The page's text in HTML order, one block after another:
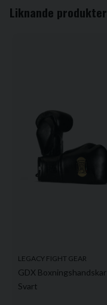
Mejladress
Liknande produkter
LEGACY FIGHT GEAR
GDX Boxningshandskar
Svart